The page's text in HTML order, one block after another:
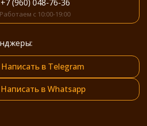
+7 (960) 048-76-36
Работаем с 10:00-19:00
Написать в Telegram
Написать в Whatsapp